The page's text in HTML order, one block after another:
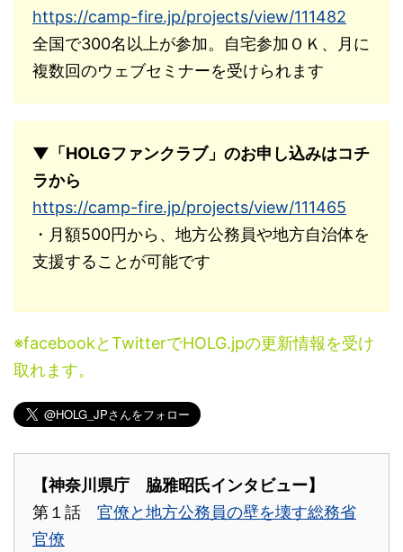
https://camp-fire.jp/projects/view/111482
全国で300名以上が参加。自宅参加ＯＫ、月に
複数回のウェブセミナーを受けられます
▼「HOLGファンクラブ」のお申し込みはコチ
ラから
https://camp-fire.jp/projects/view/111465
・月額500円から、地方公務員や地方自治体を
支援することが可能です
※facebookとTwitterでHOLG.jpの更新情報を受け
取れます。
【神奈川県庁 脇雅昭氏インタビュー】
第１話 官僚と地方公務員の壁を壊す総務省
官僚